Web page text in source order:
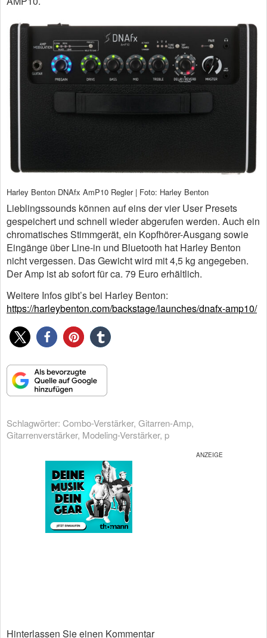
Harley Benton DNAfx AmP10 Regler | Foto: Harley Benton
Lieblingssounds können auf eins der vier User Presets
gespeichert und schnell wieder abgerufen werden. Auch ein
chromatisches Stimmgerät, ein Kopfhörer-Ausgang sowie
Eingänge über Line-in und Bluetooth hat Harley Benton
nicht vergessen. Das Gewicht wird mit 4,5 kg angegeben.
Der Amp ist ab sofort für ca. 79 Euro erhältlich.
Weitere Infos gibt’s bei Harley Benton:
https://harleybenton.com/backstage/launches/dnafx-amp10/
Schlagwörter: Combo-Verstärker, Gitarren-Amp,
Gitarrenverstärker, Modeling-Verstärker, p
Hinterlassen Sie einen Kommentar